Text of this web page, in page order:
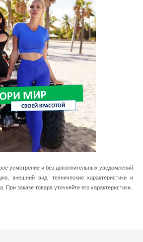
усмотрение и без дополнительных уведомлений
внешний вид, технические характеристики и
При заказе товара уточняйте его характеристики.